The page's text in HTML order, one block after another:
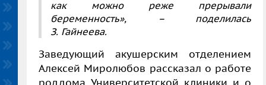
как можно реже прерывали
беременность», – поделилась
З. Гайнеева.
Заведующий акушерским отделением
Алексей Миролюбов рассказал о работе
роддома Университетской клиники и о